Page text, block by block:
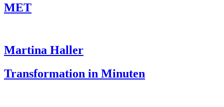
MET
Martina Haller
Transformation in Minuten